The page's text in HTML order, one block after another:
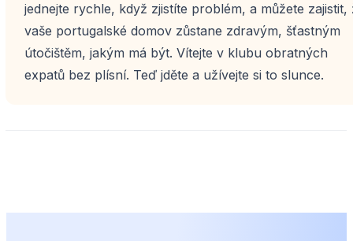
jednejte rychle, když zjistíte problém, a můžete zajistit,
vaše portugalské domov zůstane zdravým, šťastným
útočištěm, jakým má být. Vítejte v klubu obratných
expatů bez plísní. Teď jděte a užívejte si to slunce.